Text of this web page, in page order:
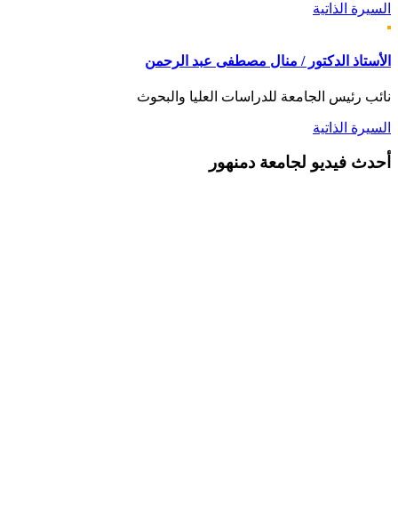
السيرة الذاتية
الأستاذ الدكتور / منال مصطفى عبد الرحمن
نائب رئيس الجامعة للدراسات العليا والبحوث
السيرة الذاتية
أحدث فيديو لجامعة دمنهور